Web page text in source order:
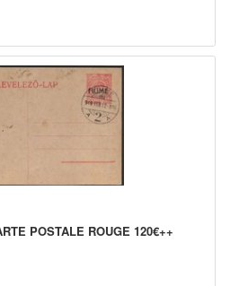
POSTALE ROUGE 120€++